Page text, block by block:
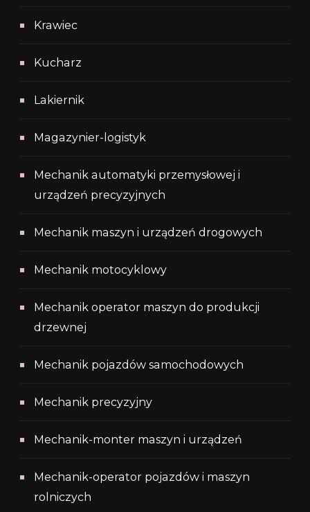
Krawiec
Kucharz
Lakiernik
Magazynier-logistyk
Mechanik automatyki przemysłowej i
urządzeń precyzyjnych
Mechanik maszyn i urządzeń drogowych
Mechanik motocyklowy
Mechanik operator maszyn do produkcji
drzewnej
Mechanik pojazdów samochodowych
Mechanik precyzyjny
Mechanik-monter maszyn i urządzeń
Mechanik-operator pojazdów i maszyn
rolniczych